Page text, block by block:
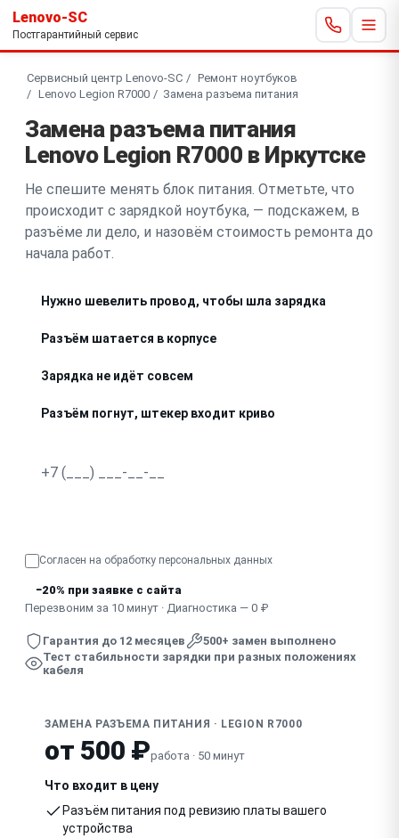
Lenovo-SC
Постгарантийный сервис
Сервисный центр Lenovo-SC
Ремонт ноутбуков
Lenovo Legion R7000
Замена разъема питания
Замена разъема питания
Lenovo Legion R7000 в Иркутске
Не спешите менять блок питания. Отметьте, что
происходит с зарядкой ноутбука, — подскажем, в
разъёме ли дело, и назовём стоимость ремонта до
начала работ.
Нужно шевелить провод, чтобы шла зарядка
Разъём шатается в корпусе
Зарядка не идёт совсем
Разъём погнут, штекер входит криво
Согласен на обработку персональных данных
−20% при заявке с сайта
Перезвоним за 10 минут · Диагностика — 0 ₽
Гарантия до 12 месяцев
500+ замен выполнено
Тест стабильности зарядки при разных положениях
кабеля
ЗАМЕНА РАЗЪЕМА ПИТАНИЯ · LEGION R7000
от 500 ₽работа · 50 минут
Что входит в цену
Разъём питания под ревизию платы вашего
устройства